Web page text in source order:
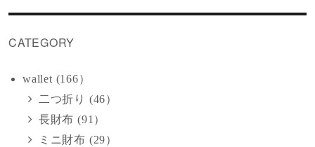
CATEGORY
wallet (166）
二つ折り (46）
長財布 (91）
ミニ財布 (29）